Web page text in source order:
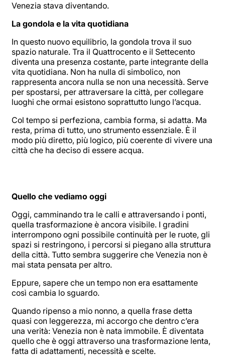
Venezia stava diventando.
La gondola e la vita quotidiana
In questo nuovo equilibrio, la gondola trova il suo
spazio naturale. Tra il Quattrocento e il Settecento
diventa una presenza costante, parte integrante della
vita quotidiana. Non ha nulla di simbolico, non
rappresenta ancora nulla se non una necessità. Serve
per spostarsi, per attraversare la città, per collegare
luoghi che ormai esistono soprattutto lungo l’acqua.
Col tempo si perfeziona, cambia forma, si adatta. Ma
resta, prima di tutto, uno strumento essenziale. È il
modo più diretto, più logico, più coerente di vivere una
città che ha deciso di essere acqua.
Quello che vediamo oggi
Oggi, camminando tra le calli e attraversando i ponti,
quella trasformazione è ancora visibile. I gradini
interrompono ogni possibile continuità per le ruote, gli
spazi si restringono, i percorsi si piegano alla struttura
della città. Tutto sembra suggerire che Venezia non è
mai stata pensata per altro.
Eppure, sapere che un tempo non era esattamente
così cambia lo sguardo.
Quando ripenso a mio nonno, a quella frase detta
quasi con leggerezza, mi accorgo che dentro c’era
una verità: Venezia non è nata immobile. È diventata
quello che è oggi attraverso una trasformazione lenta,
fatta di adattamenti, necessità e scelte.